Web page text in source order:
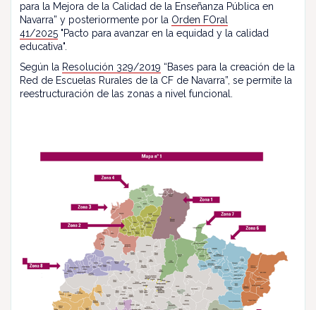
para la Mejora de la Calidad de la Enseñanza Pública en
Navarra” y posteriormente por la Orden FOral
41/2025 "Pacto para avanzar en la equidad y la calidad
educativa".
Según la Resolución 329/2019 “Bases para la creación de la
Red de Escuelas Rurales de la CF de Navarra”, se permite la
reestructuración de las zonas a nivel funcional.